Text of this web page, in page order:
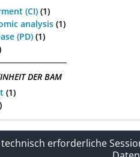
(CI) (1)
analysis (1)
(PD) (1)
DER BAM
(1)
/ erforderliche